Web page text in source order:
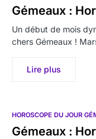
Gémeaux :
Un début de mois
chers Gémeaux !
Lire plus
HOROSCOPE DU JOUR
Gémeaux :